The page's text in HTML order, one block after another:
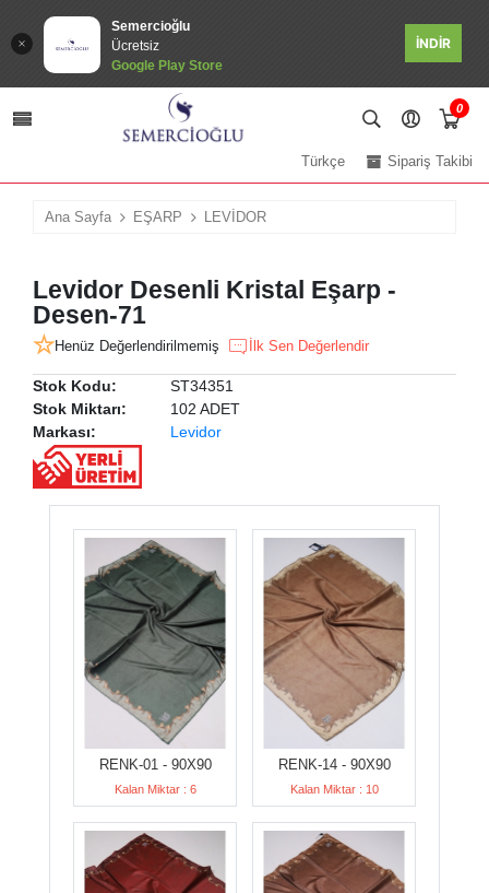
Semercioğlu
Ücretsiz
Google Play Store
İNDİR
0
Sipariş Takibi
Türkçe
Ana Sayfa EŞARP LEVİDOR
Levidor Desenli Kristal Eşarp -
Desen-71
Henüz Değerlendirilmemiş İlk Sen Değerlendir
Stok Kodu:
ST34351
Stok Miktarı:
102 ADET
Markası:
Levidor
RENK-01 - 90X90
Kalan Miktar : 6
RENK-14 - 90X90
Kalan Miktar : 10